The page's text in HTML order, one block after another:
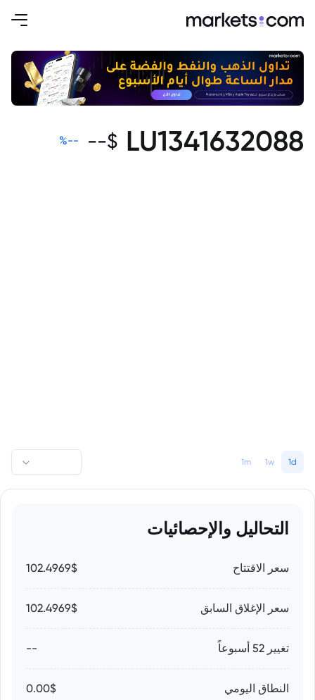
LU1341632088
$
--
--
%
1d
1w
1m
التحاليل والإحصائيات
سعر الاقتتاح 102.4969$
سعر الإغلاق السابق 102.4969$
تغيير 52 أسبوعاً --
النطاق اليومي 0.00$